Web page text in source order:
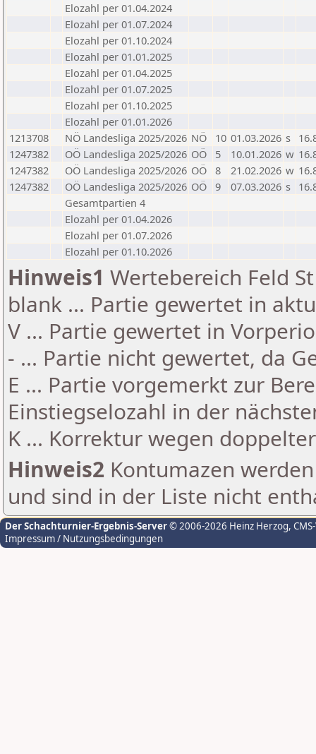
Elozahl per 01.04.2024
Elozahl per 01.07.2024
Elozahl per 01.10.2024
Elozahl per 01.01.2025
Elozahl per 01.04.2025
Elozahl per 01.07.2025
Elozahl per 01.10.2025
Elozahl per 01.01.2026
1213708
NÖ Landesliga 2025/2026 NÖ 10 01.03.2026 s
1247382
OÖ Landesliga 2025/2026 OÖ 5 10.01.2026 w
1247382
OÖ Landesliga 2025/2026 OÖ 8 21.02.2026 w
1247382
OÖ Landesliga 2025/2026 OÖ 9 07.03.2026 s
Gesamtpartien 4
Elozahl per 01.04.2026
Elozahl per 01.07.2026
Elozahl per 01.10.2026
Hinweis1 Wertebereich Feld
blank ... Partie gewertet in
V ... Partie gewertet in
- ... Partie nicht gewertet, da
E ... Partie vorgemerkt zur
Einstiegselozahl in der
K ... Korrektur wegen
Hinweis2 Kontumazen
und sind in der Liste nicht
Der Schachturnier-Ergebnis-Server© 2006-2026 Heinz Herzog,
Impressum / Nutzungsbedingungen